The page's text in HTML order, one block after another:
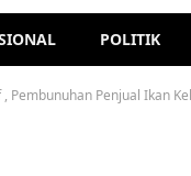
POLITIK
Pembunuhan Penjual Ikan